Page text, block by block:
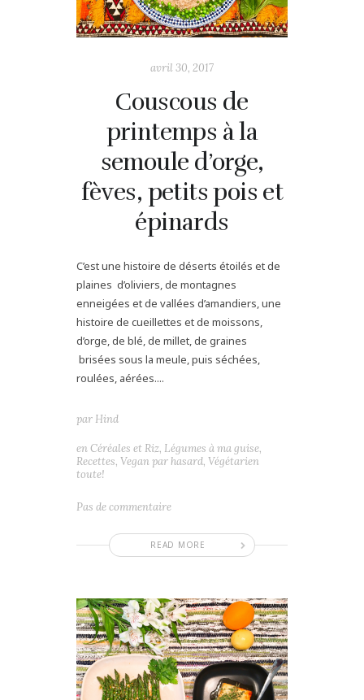
avril 30, 2017
Couscous de
printemps à la
semoule d’orge,
fèves, petits pois et
épinards
C’est une histoire de déserts étoilés et de
plaines d’oliviers, de montagnes
enneigées et de vallées d’amandiers, une
histoire de cueillettes et de moissons,
d’orge, de blé, de millet, de graines
brisées sous la meule, puis séchées,
roulées, aérées....
READ MORE
par Hind
enCéréales et Riz, Légumes à ma guise,
Recettes, Vegan par hasard, Végétarien
toute!
Pas de commentaire